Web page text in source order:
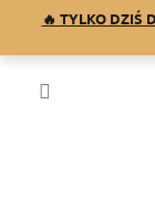
treści
🔥 TYLKO DZIŚ